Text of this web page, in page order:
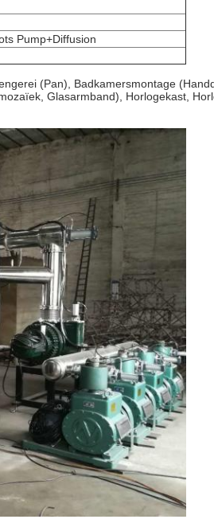
Pump+Diffusion
(Pan), Badkamersmontage
Glasarmband), Horlogekast,